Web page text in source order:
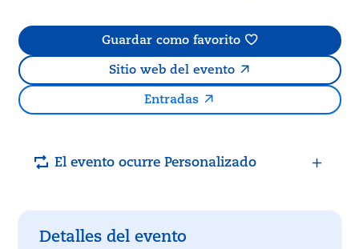
Guardar como favorito
Sitio web del evento
Entradas
El evento ocurre Personalizado
Detalles del evento